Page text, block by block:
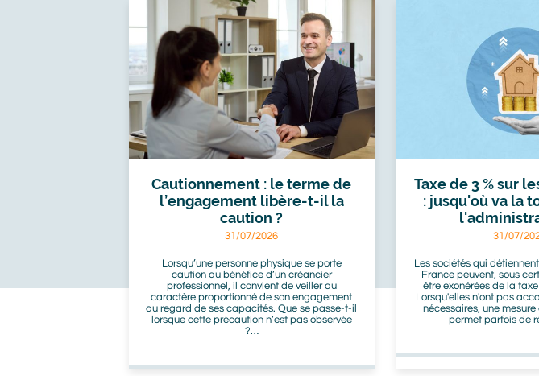
aussi
Cautionnement : le terme de
l’engagement libère-t-il la
caution ?
31/07/2026
Lorsqu’une personne physique se porte
caution au bénéfice d’un créancier
professionnel, il convient de veiller au
caractère proportionné de son engagement
au regard de ses capacités. Que se passe-t-il
lorsque cette précaution n’est pas observée
?…
Taxe de 3 % sur
: jusqu'où va la
31/07/
Les sociétés qui
France peuvent, sous
être exonérées de la
Lorsqu'elles n'ont pas
nécessaires, une
permet parfois de